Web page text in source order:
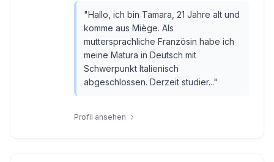
"Hallo, ich bin Tamara, 21 Jahre alt und
komme aus Miège. Als
muttersprachliche Französin habe ich
meine Matura in Deutsch mit
Schwerpunkt Italienisch
abgeschlossen. Derzeit studier..."
Profil ansehen